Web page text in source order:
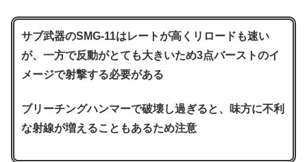
サブ武器のSMG-11はレートが高くリロードも速い
が、一方で反動がとても大きいため3点バーストのイ
メージで射撃する必要がある
ブリーチングハンマーで破壊し過ぎると、味方に不利
な射線が増えることもあるため注意